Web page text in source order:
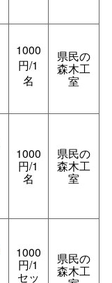
1000
円/1
名
県民の
森木工
室
1000
円/1
名
県民の
森木工
室
1000
円/1
セッ
県民の
森木工